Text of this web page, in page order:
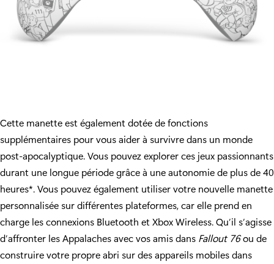
Cette manette est également dotée de fonctions
supplémentaires pour vous aider à survivre dans un monde
post-apocalyptique. Vous pouvez explorer ces jeux passionnants
durant une longue période grâce à une autonomie de plus de 40
heures*. Vous pouvez également utiliser votre nouvelle manette
personnalisée sur différentes plateformes, car elle prend en
charge les connexions Bluetooth et Xbox Wireless. Qu’il s’agisse
d’affronter les Appalaches avec vos amis dans Fallout 76ou de
construire votre propre abri sur des appareils mobiles dans